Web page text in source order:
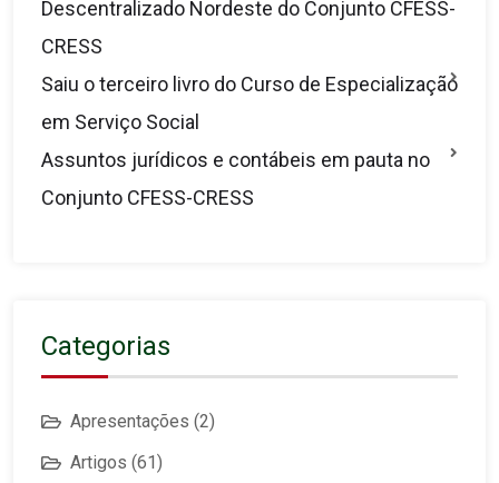
Descentralizado Nordeste do Conjunto CFESS-
CRESS
Saiu o terceiro livro do Curso de Especialização
em Serviço Social
Assuntos jurídicos e contábeis em pauta no
Conjunto CFESS-CRESS
Categorias
Apresentações (2)
Artigos (61)